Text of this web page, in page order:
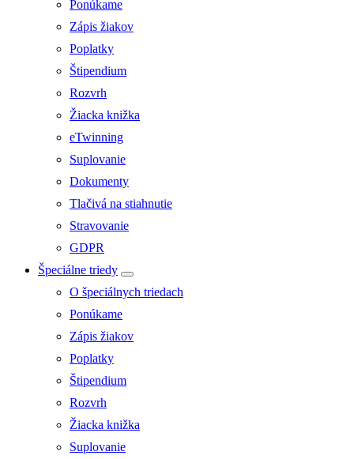
Ponúkame
Zápis žiakov
Poplatky
Štipendium
Rozvrh
Žiacka knižka
eTwinning
Suplovanie
Dokumenty
Tlačivá na stiahnutie
Stravovanie
GDPR
Špeciálne triedy
O špeciálnych triedach
Ponúkame
Zápis žiakov
Poplatky
Štipendium
Rozvrh
Žiacka knižka
Suplovanie